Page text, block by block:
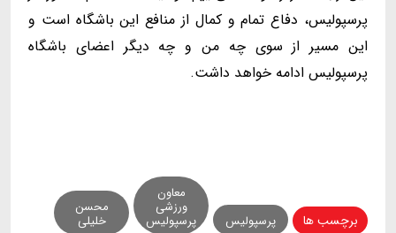
پرسپولیس، دفاع تمام و کمال از منافع این باشگاه است و
این مسیر از سوی چه من و چه دیگر اعضای باشگاه
پرسپولیس ادامه خواهد داشت.
برچسب ها پرسپولیس
معاون
ورزشی
پرسپولیس
محسن
خلیلی